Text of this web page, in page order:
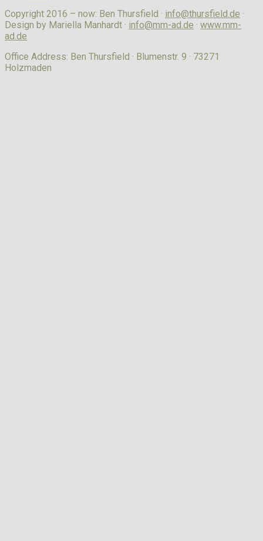
Copyright 2016 – now: Ben Thursfield · info@thursfield.de ·
Design by Mariella Manhardt · info@mm-ad.de · www.mm-
ad.de
Office Address: Ben Thursfield · Blumenstr. 9 · 73271
Holzmaden